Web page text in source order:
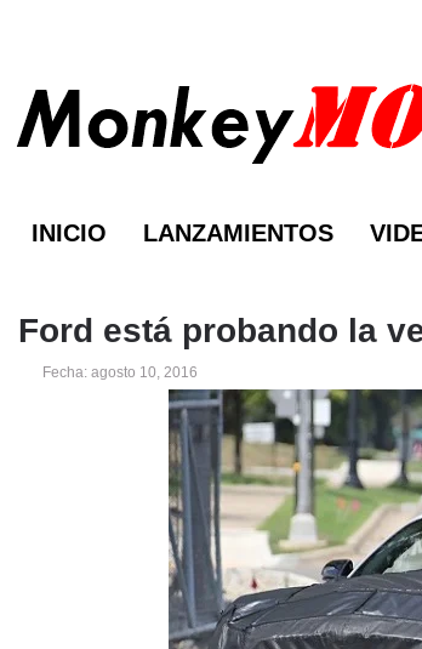
INICIO LANZAMIENTOS
Ford está probando la
Fecha: agosto 10, 2016